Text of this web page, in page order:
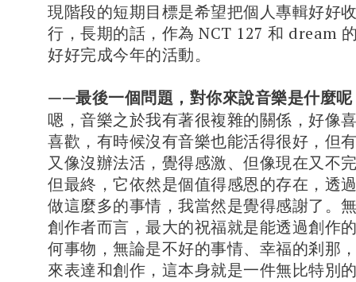
現階段的短期目標是希望把個人專輯好好
行，長期的話，作為 NCT 127 和 dream
好好完成今年的活動。
——最後一個問題，對你來說音樂是什麼呢
嗯，音樂之於我有著很複雜的關係，好像
喜歡，有時候沒有音樂也能活得很好，但
又像沒辦法活，覺得感激、但像現在又不
但最終，它依然是個值得感恩的存在，透
做這麼多的事情，我當然是覺得感謝了。
創作者而言，最大的祝福就是能透過創作
何事物，無論是不好的事情、幸福的剎那
來表達和創作，這本身就是一件無比特別